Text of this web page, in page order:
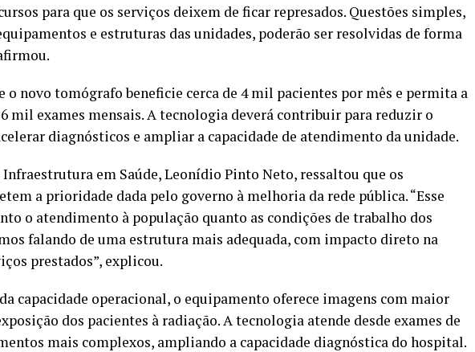
para que os serviços deixem de ficar represados. Questões simples,
e estruturas das unidades, poderão ser resolvidas de forma
o novo tomógrafo beneficie cerca de 4 mil pacientes por mês e permita a
mil exames mensais. A tecnologia deverá contribuir para reduzir o
diagnósticos e ampliar a capacidade de atendimento da unidade.
Infraestrutura em Saúde, Leonídio Pinto Neto, ressaltou que os
a prioridade dada pelo governo à melhoria da rede pública. “Esse
o atendimento à população quanto as condições de trabalho dos
falando de uma estrutura mais adequada, com impacto direto na
prestados”, explicou.
capacidade operacional, o equipamento oferece imagens com maior
dos pacientes à radiação. A tecnologia atende desde exames de
mais complexos, ampliando a capacidade diagnóstica do hospital.